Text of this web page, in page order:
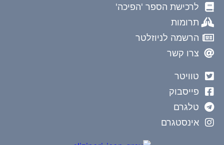
לרכישת הספר 'הפיכה'
תרומות
הרשמה לניוזלטר
צרו קשר
טוויטר
פייסבוק
טלגרם
אינסטגרם